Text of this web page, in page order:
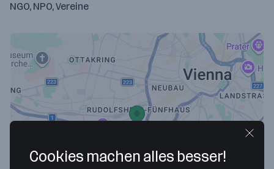
NGO, NPO, Vereine
Map data ©2026 Google
Cookies machen alles besser!